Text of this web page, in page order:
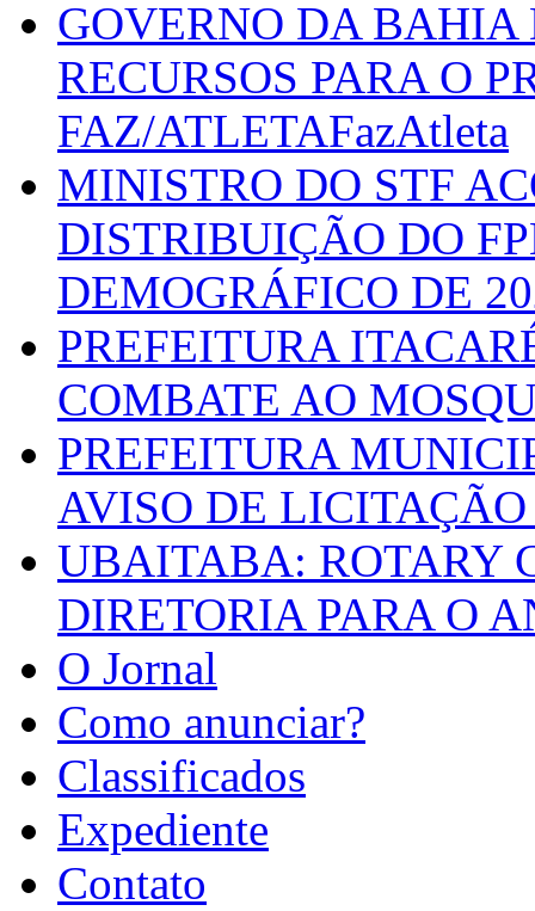
GOVERNO DA
RECURSOS PARA O
FAZ/ATLETAFazAtleta
MINISTRO DO STF
DISTRIBUIÇÃO DO
DEMOGRÁFICO DE
PREFEITURA
COMBATE AO
PREFEITURA
AVISO DE LICITAÇÃO
UBAITABA: ROTARY
DIRETORIA PARA O
O Jornal
Como anunciar?
Classificados
Expediente
Contato